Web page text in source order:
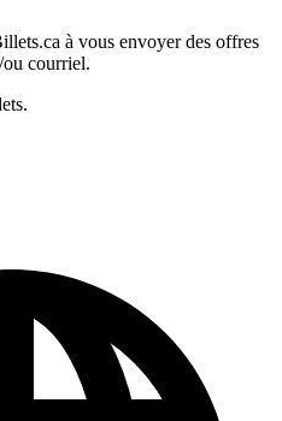
à vous envoyer des offres
ou courriel.